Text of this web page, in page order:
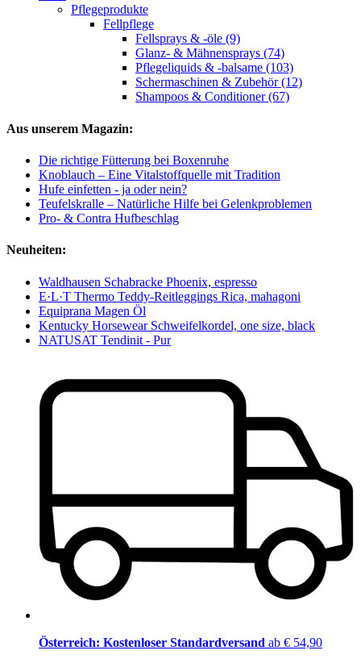
Pflegeprodukte
Fellpflege
Fellsprays & -öle (9)
Glanz- & Mähnensprays (74)
Pflegeliquids & -balsame (103)
Schermaschinen & Zubehör (12)
Shampoos & Conditioner (67)
Aus unserem Magazin:
Die richtige Fütterung bei Boxenruhe
Knoblauch – Eine Vitalstoffquelle mit Tradition
Hufe einfetten - ja oder nein?
Teufelskralle – Natürliche Hilfe bei Gelenkproblemen
Pro- & Contra Hufbeschlag
Neuheiten:
Waldhausen Schabracke Phoenix, espresso
E·L·T Thermo Teddy-Reitleggings Rica, mahagoni
Equiprana Magen Öl
Kentucky Horsewear Schweifelkordel, one size, black
NATUSAT Tendinit - Pur
Österreich: Kostenloser Standardversand ab € 54,90